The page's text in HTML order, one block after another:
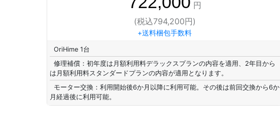
円
(税込794,200円)
+送料梱包手数料
OriHime 1台
修理補償：初年度は月額利用料デラックスプランの内容を適用、2年目から
は月額利用料スタンダードプランの内容が適用となります。
モーター交換：利用開始後6か月以降に利用可能。その後は前回交換から6か
月経過後に利用可能。